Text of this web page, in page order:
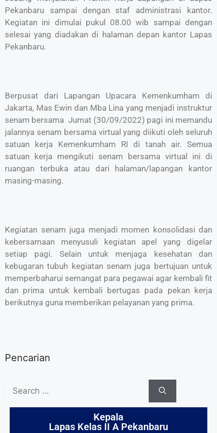
Pekanbaru sampai dengan staf administrasi kantor.
Kegiatan ini dimulai pukul 08.00 wib sampai dengan
selesai yang diadakan di halaman depan kantor Lapas
Pekanbaru.
Berpusat dari Lapangan Upacara Kemenkumham di
Jakarta, Mas Ewin dan Mba Lina yang menjadi instruktur
senam bersama Jumat (30/09/2022) pagi ini memandu
jalannya senam bersama virtual yang diikuti oleh seluruh
satuan kerja Kemenkumham RI di tanah air. Semua
satuan kerja mengikuti senam bersama virtual ini di
ruangan terbuka atau dari halaman/lapangan kantor
masing-masing.
Kegiatan senam juga menjadi momen konsolidasi dan
kebersamaan menyusuli kegiatan apel yang digelar
setiap pagi. Selain untuk menjaga kesehatan dan
kebugaran tubuh kegiatan senam juga bertujuan untuk
memperbaharui semangat para pegawai agar kembali fit
dan prima untuk kembali bertugas pada pekan kerja
berikutnya guna memberikan pelayanan yang prima.
Pencarian
Kepala
Lapas Kelas II A Pekanbaru